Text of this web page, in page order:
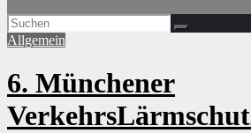
Allgemein
6. Münchener